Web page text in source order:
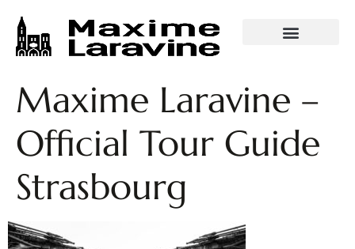
Maxime Laravine –
Official Tour Guide
Strasbourg